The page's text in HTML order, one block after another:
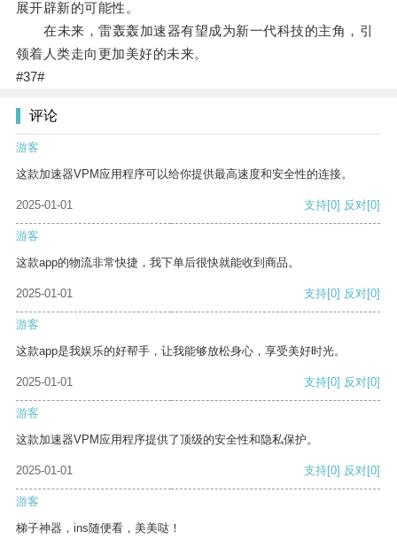
展开辟新的可能性。
在未来，雷轰轰加速器有望成为新一代科技的主角，引
领着人类走向更加美好的未来。
#37#
评论
游客
这款加速器VPM应用程序可以给你提供最高速度和安全性的连接。
2025-01-01 支持[0] 反对[0]
游客
这款app的物流非常快捷，我下单后很快就能收到商品。
2025-01-01 支持[0] 反对[0]
游客
这款app是我娱乐的好帮手，让我能够放松身心，享受美好时光。
2025-01-01 支持[0] 反对[0]
游客
这款加速器VPM应用程序提供了顶级的安全性和隐私保护。
2025-01-01 支持[0] 反对[0]
游客
梯子神器，ins随便看，美美哒！